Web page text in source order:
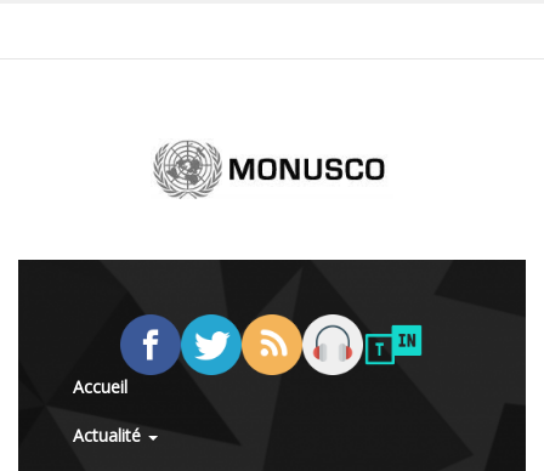
Accueil
Actualité